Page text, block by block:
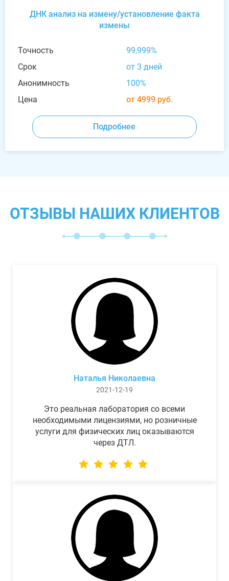
ДНК анализ на измену/установление факта
измены
Точность
99,999%
Срок
от 3 дней
Анонимность
100%
Цена
от 4999 руб.
Подробнее
ОТЗЫВЫ НАШИХ КЛИЕНТОВ
Наталья Николаевна
2021-12-19
Это реальная лаборатория со всеми
необходимыми лицензиями, но розничные
услуги для физических лиц оказываются
через ДТЛ.